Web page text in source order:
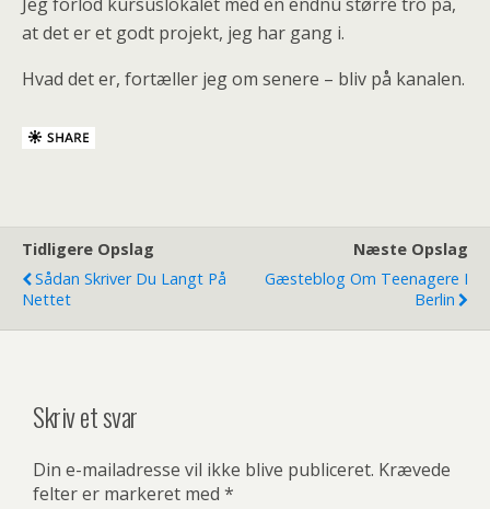
at det er et godt projekt, jeg har gang i.
Hvad det er, fortæller jeg om senere – bliv på kanalen.
Tidligere Opslag
Sådan Skriver Du Langt På
Nettet
Næste Opslag
Gæsteblog Om Teenagere I
Berlin
Skriv et svar
Din e-mailadresse vil ikke blive publiceret. Krævede
felter er markeret med *